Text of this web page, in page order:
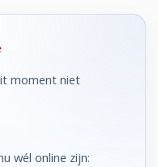
moment niet
wél online zijn: